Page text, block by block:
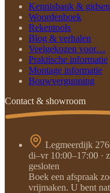
Kennisbank & gidsen
Woordenboek
Rekentools
Blog & verhalen
Veelgekozen voor…
Praktische informatie
Montage informatie
Bouwvergunning
Contact & showroom
Legmeerdijk
di–vr 10:00–17:00 ·
gesloten
Boek een afspraak
vrijmaken. U bent